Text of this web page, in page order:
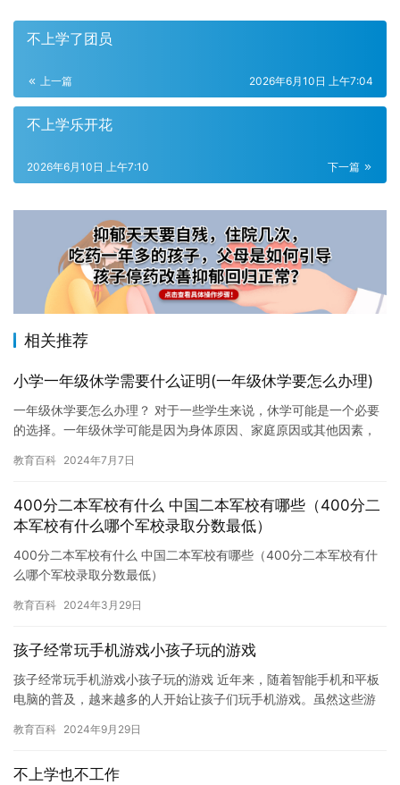
不上学了团员
上一篇 2026年6月10日 上午7:04
不上学乐开花
下一篇
2026年6月10日 上午7:10
相关推荐
小学一年级休学需要什么证明(一年级休学要怎么办理)
一年级休学要怎么办理？ 对于一些学生来说，休学可能是一个必要
的选择。一年级休学可能是因为身体原因、家庭原因或其他因素，
需要…
教育百科 2024年7月7日
400分二本军校有什么 中国二本军校有哪些（400分二
本军校有什么哪个军校录取分数最低）
400分二本军校有什么 中国二本军校有哪些（400分二本军校有什
么哪个军校录取分数最低）
教育百科 2024年3月29日
孩子经常玩手机游戏小孩子玩的游戏
孩子经常玩手机游戏小孩子玩的游戏 近年来，随着智能手机和平板
电脑的普及，越来越多的人开始让孩子们玩手机游戏。虽然这些游
我们…
教育百科 2024年9月29日
不上学也不工作